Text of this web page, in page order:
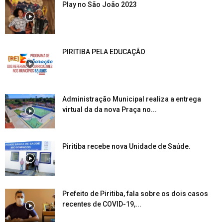
Play no São João 2023
PIRITIBA PELA EDUCAÇÃO
Administração Municipal realiza a entrega
virtual da da nova Praça no...
Piritiba recebe nova Unidade de Saúde.
Prefeito de Piritiba, fala sobre os dois casos
recentes de COVID-19,...